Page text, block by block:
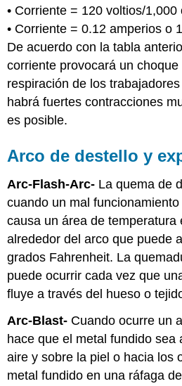
• Corriente = 120 voltios/1,000
• Corriente = 0.12 amperios o
De acuerdo con la tabla
corriente provocará un
respiración de los
habrá fuertes contracciones
es posible.
Arco de destello y
Arc-Flash-Arc- La quema de
cuando un mal
causa un área de temperatura
alrededor del arco que puede
grados Fahrenheit. La
puede ocurrir cada vez que
fluye a través del hueso o
Arc-Blast- Cuando ocurre un
hace que el metal fundido sea
aire y sobre la piel o hacia los
metal fundido en una ráfaga